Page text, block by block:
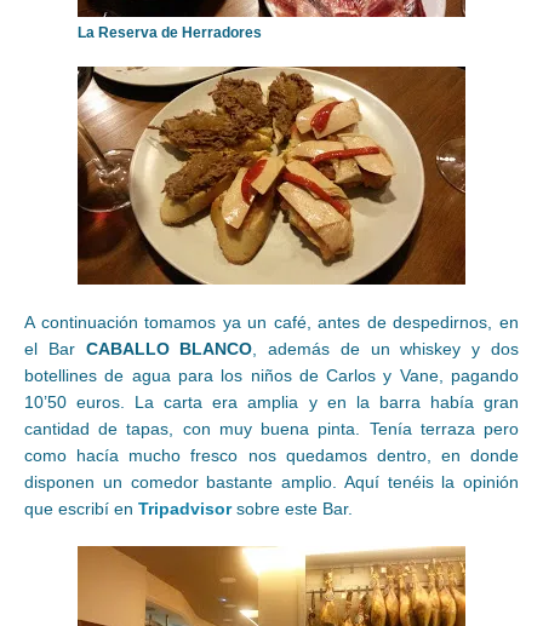
La Reserva de Herradores
A continuación tomamos ya un café, antes de despedirnos, en
el Bar CABALLO BLANCO , además de un whiskey y dos
botellines de agua para los niños de Carlos y Vane, pagando
10’50 euros. La carta era amplia y en la barra había gran
cantidad de tapas, con muy buena pinta. Tenía terraza pero
como hacía mucho fresco nos quedamos dentro, en donde
disponen un comedor bastante amplio. Aquí tenéis la opinión
que escribí en Tripadvisorsobre este Bar.